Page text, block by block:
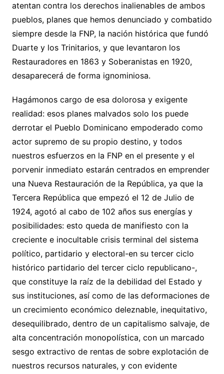
atentan contra los derechos inalienables de ambos
pueblos, planes que hemos denunciado y combatido
siempre desde la FNP, la nación histórica que fundó
Duarte y los Trinitarios, y que levantaron los
Restauradores en 1863 y Soberanistas en 1920,
desaparecerá de forma ignominiosa.
Hagámonos cargo de esa dolorosa y exigente
realidad: esos planes malvados solo los puede
derrotar el Pueblo Dominicano empoderado como
actor supremo de su propio destino, y todos
nuestros esfuerzos en la FNP en el presente y el
porvenir inmediato estarán centrados en emprender
una Nueva Restauración de la República, ya que la
Tercera República que empezó el 12 de Julio de
1924, agotó al cabo de 102 años sus energías y
posibilidades: esto queda de manifiesto con la
creciente e inocultable crisis terminal del sistema
político, partidario y electoral-en su tercer ciclo
histórico partidario del tercer ciclo republicano-,
que constituye la raíz de la debilidad del Estado y
sus instituciones, así como de las deformaciones de
un crecimiento económico deleznable, inequitativo,
desequilibrado, dentro de un capitalismo salvaje, de
alta concentración monopolística, con un marcado
sesgo extractivo de rentas de sobre explotación de
nuestros recursos naturales, y con evidente